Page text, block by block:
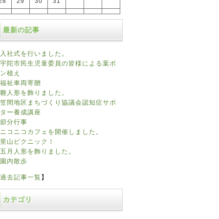
最新の記事
入社式を行いました。
宇陀市民生児童委員の皆様による葉ボ
植え
福祉車両寄贈
雛人形を飾りました。
笠間地区まちづくり協議会認知症サポ
ー養成講座
節分行事
ニコニコカフェを開催しました。
里山ピクニック！
五月人形を飾りました。
園内散歩
過去記事一覧 】
カテゴリ